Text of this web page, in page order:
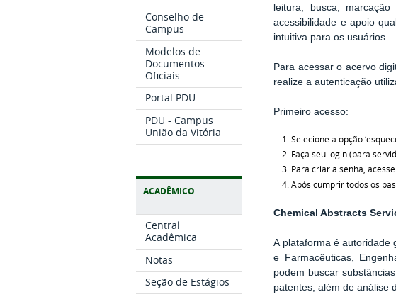
Conselho de
Campus
Modelos de
Documentos
Oficiais
Portal PDU
PDU - Campus
União da Vitória
ACADÊMICO
Central
Acadêmica
Notas
Seção de Estágios
leitura, busca,
acessibilidade e apoio
intuitiva para os usuários.
Para acessar o acervo
realize a autenticação
Primeiro acesso:
Selecione a opção
Faça seu login (para
Para criar a senha,
Após cumprir todos os
Chemical Abstracts
A plataforma é autoridade
e Farmacêuticas,
podem buscar
patentes, além de análise